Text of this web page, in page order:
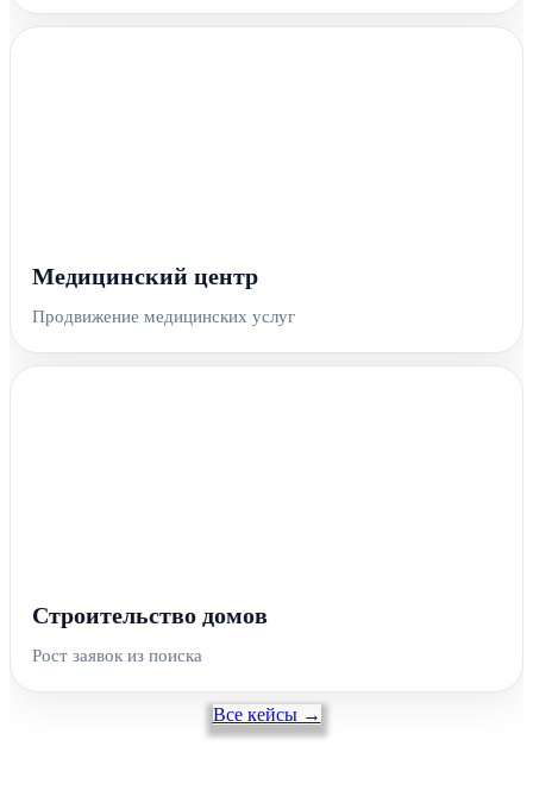
Медицинский центр
Продвижение медицинских услуг
Строительство домов
Рост заявок из поиска
Все кейсы →